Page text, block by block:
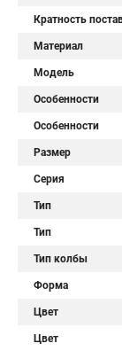
Кратность
Материал
Модель
Особенности
Особенности
Размер
Серия
Тип
Тип
Тип колбы
Форма
Цвет
Цвет